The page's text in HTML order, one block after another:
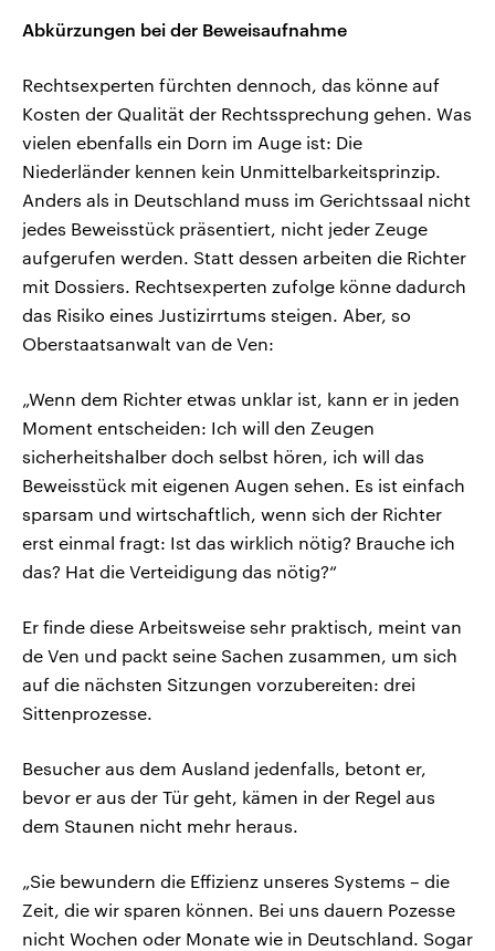
Abkürzungen bei der Beweisaufnahme
Rechtsexperten fürchten dennoch, das könne auf
Kosten der Qualität der Rechtssprechung gehen. Was
vielen ebenfalls ein Dorn im Auge ist: Die
Niederländer kennen kein Unmittelbarkeitsprinzip.
Anders als in Deutschland muss im Gerichtssaal nicht
jedes Beweisstück präsentiert, nicht jeder Zeuge
aufgerufen werden. Statt dessen arbeiten die Richter
mit Dossiers. Rechtsexperten zufolge könne dadurch
das Risiko eines Justizirrtums steigen. Aber, so
Oberstaatsanwalt van de Ven:
„Wenn dem Richter etwas unklar ist, kann er in jeden
Moment entscheiden: Ich will den Zeugen
sicherheitshalber doch selbst hören, ich will das
Beweisstück mit eigenen Augen sehen. Es ist einfach
sparsam und wirtschaftlich, wenn sich der Richter
erst einmal fragt: Ist das wirklich nötig? Brauche ich
das? Hat die Verteidigung das nötig?“
Er finde diese Arbeitsweise sehr praktisch, meint van
de Ven und packt seine Sachen zusammen, um sich
auf die nächsten Sitzungen vorzubereiten: drei
Sittenprozesse.
Besucher aus dem Ausland jedenfalls, betont er,
bevor er aus der Tür geht, kämen in der Regel aus
dem Staunen nicht mehr heraus.
„Sie bewundern die Effizienz unseres Systems – die
Zeit, die wir sparen können. Bei uns dauern Pozesse
nicht Wochen oder Monate wie in Deutschland. Sogar